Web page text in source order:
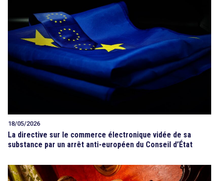
18/05/2026
La directive sur le commerce électronique vidée de sa
substance par un arrêt anti-européen du Conseil d’État